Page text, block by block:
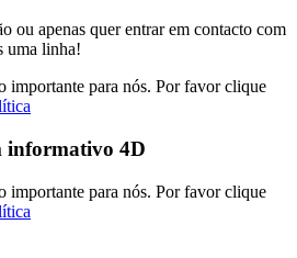
ou apenas quer entrar em contacto com
uma linha!
importante para nós. Por favor clique
informativo 4D
importante para nós. Por favor clique